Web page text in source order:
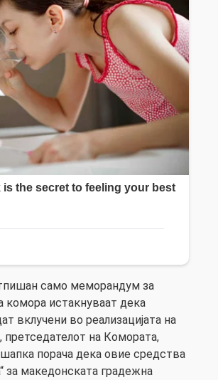
само меморандум за
комора истакнуваат дека
вклучени во реализацијата на
претседателот на Комората,
порача дека овие средства
за македонската градежна